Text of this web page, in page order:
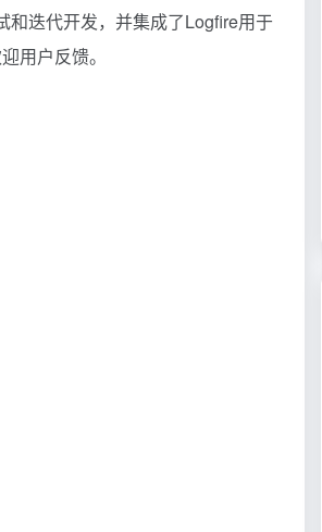
和迭代开发，并集成了Logfire用于
用户反馈。